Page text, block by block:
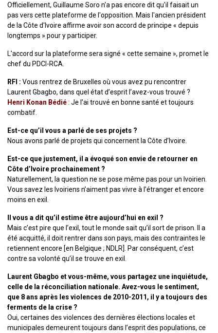
Officiellement, Guillaume Soro n'a pas encore dit qu'il faisait un
pas vers cette plateforme de l'opposition. Mais l'ancien président
de la Côte d'Ivoire affirme avoir son accord de principe « depuis
longtemps » pour y participer.
L'accord sur la plateforme sera signé « cette semaine », promet le
chef du PDCI-RCA.
RFI : Vous rentrez de Bruxelles où vous avez pu rencontrer
Laurent Gbagbo, dans quel état d’esprit l’avez-vous trouvé ?
Henri Konan Bédié: Je l’ai trouvé en bonne santé et toujours
combatif.
Est-ce qu’il vous a parlé de ses projets ?
Nous avons parlé de projets qui concernent la Côte d’Ivoire.
Est-ce que justement, il a évoqué son envie de retourner en
Côte d’Ivoire prochainement ?
Naturellement, la question ne se pose même pas pour un Ivoirien.
Vous savez les Ivoiriens n’aiment pas vivre à l’étranger et encore
moins en exil.
Il vous a dit qu’il estime être aujourd’hui en exil ?
Mais c’est pire que l’exil, tout le monde sait qu’il sort de prison. Il a
été acquitté, il doit rentrer dans son pays, mais des contraintes le
retiennent encore [en Belgique ; NDLR]. Par conséquent, c’est
contre sa volonté qu’il se trouve en exil.
Laurent Gbagbo et vous-même, vous partagez une inquiétude,
celle de la réconciliation nationale. Avez-vous le sentiment,
que 8 ans après les violences de 2010-2011, il y a toujours des
ferments de la crise ?
Oui, certaines des violences des dernières élections locales et
municipales demeurent toujours dans l’esprit des populations, ce